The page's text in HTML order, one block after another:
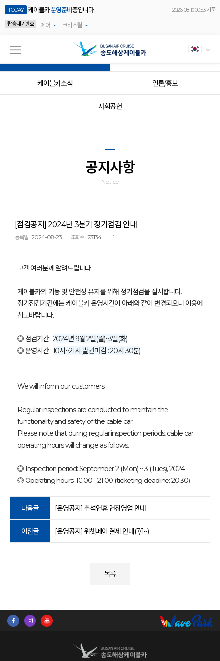
TODAY 케이블카운영준비 중입니다.
2026-08-10 00:53 기준
탑승대기번호
에어 - 크리스탈 -
케이블카소식 언론/홍보
사회공헌
공지사항
Notice
[점검공지] 2024년 3분기 정기점검 안내
등록일 2024-08-23 조회수 23134
고객 여러분께 알려드립니다.
케이블카의 기능 및 안전성 유지를 위해 정기점검을 실시합니다.
정기점검기간에는 케이블카 운영시간이 아래와 같이 변경되오니 이용에
참고바랍니다.
◎ 점검기간 :2024년 9월 2일(월)~3일(화)
◎ 운영시간 :10시~21시(발권마감 : 20시 30분)
We will inform our customers.
Regular inspections are conducted to maintain the
functionality and safety of the cable car.
Please note that during regular inspection periods, cable car
operating hours will change as follows.
◎ Inspection period: September 2 (Mon) ~ 3 (Tues), 2024
◎ Operating hours: 10:00 - 21:00 (ticketing deadline: 20:30)
다음글 [운영공지] 추석연휴 연장영업 안내
이전글 [운영공지] 위챗페이 결제 안내(7/1~)
목록